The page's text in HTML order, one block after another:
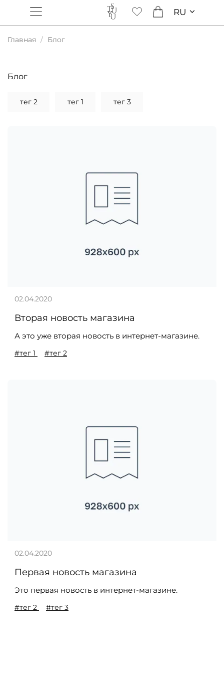
RU
Главная Блог
Блог
тег 2 тег 1 тег 3
Вторая новость магазина
А это уже вторая новость в интернет-магазине.
02.04.2020
#тег 1 #тег 2
Первая новость магазина
Это первая новость в интернет-магазине.
02.04.2020
#тег 2 #тег 3